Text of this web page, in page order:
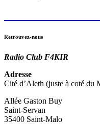
Retrouvez-nous
Radio Club F4KIR
Adresse
Cité d’Aleth (juste à coté du
Allée Gaston Buy
Saint-Servan
35400 Saint-Malo